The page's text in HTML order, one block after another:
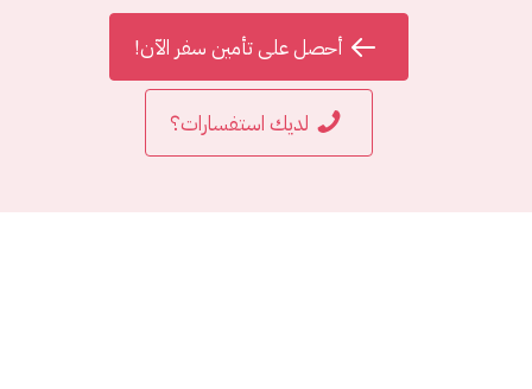
أحصل على تأمين سفر الآن!
لديك استفسارات؟